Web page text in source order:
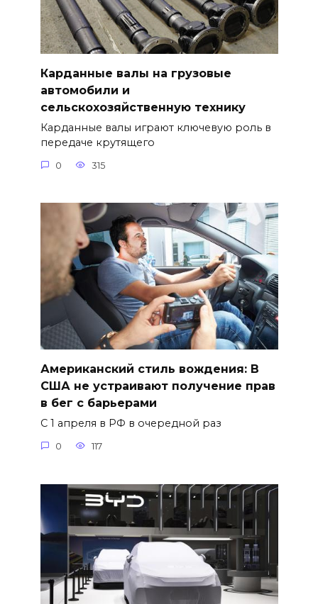
Карданные валы на грузовые
автомобили и
сельскохозяйственную технику
Карданные валы играют ключевую роль в
передаче крутящего
0 315
Американский стиль вождения: В
США не устраивают получение прав
в бег с барьерами
С 1 апреля в РФ в очередной раз
0 117